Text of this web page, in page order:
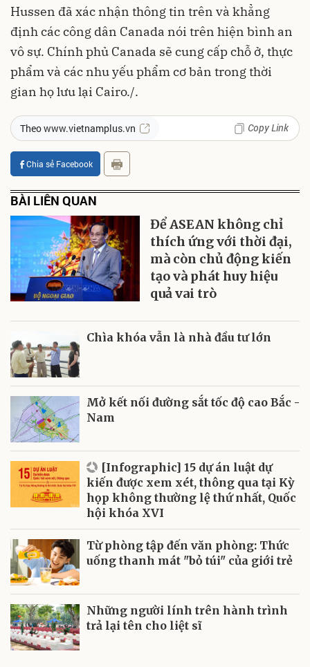
Hussen đã xác nhận thông tin trên và khẳng
định các công dân Canada nói trên hiện bình an
vô sự. Chính phủ Canada sẽ cung cấp chỗ ở, thực
phẩm và các nhu yếu phẩm cơ bản trong thời
gian họ lưu lại Cairo./.
Theo www.vietnamplus.vn Copy Link
Chia sẻ Facebook
BÀI LIÊN QUAN
Để ASEAN không chỉ
thích ứng với thời đại,
mà còn chủ động kiến
tạo và phát huy hiệu
quả vai trò
Chìa khóa vẫn là nhà đầu tư lớn
Mở kết nối đường sắt tốc độ cao Bắc -
Nam
[Infographic] 15 dự án luật dự
kiến được xem xét, thông qua tại Kỳ
họp không thường lệ thứ nhất, Quốc
hội khóa XVI
Từ phòng tập đến văn phòng: Thức
uống thanh mát "bỏ túi" của giới trẻ
Những người lính trên hành trình
trả lại tên cho liệt sĩ